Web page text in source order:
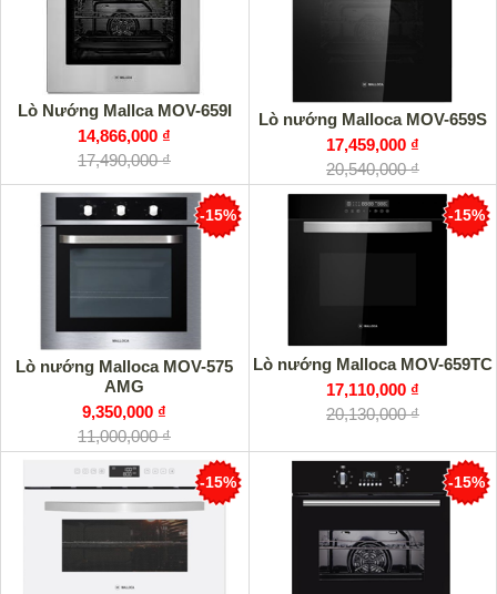
Lò Nướng Mallca MOV-659I
14,866,000 ₫
17,490,000 ₫
Lò nướng Malloca MOV-659S
17,459,000 ₫
20,540,000 ₫
Lò nướng Malloca MOV-575
AMG
9,350,000 ₫
11,000,000 ₫
-15%
Lò nướng Malloca MOV-659TC
17,110,000 ₫
20,130,000 ₫
-15%
-15% -15%